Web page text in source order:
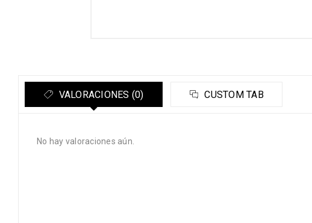
VALORACIONES (0) CUSTOM TAB
No hay valoraciones aún.